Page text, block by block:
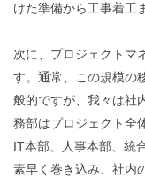
けた準備から工事着工
次に、プロジェクトマ
す。通常、この規模の
般的ですが、我々は社
務部はプロジェクト全
IT本部、人事本部、統
素早く巻き込み、社内